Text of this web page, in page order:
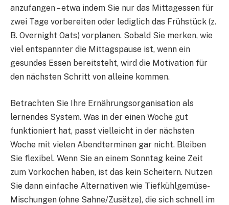
anzufangen – etwa indem Sie nur das Mittagessen für
zwei Tage vorbereiten oder lediglich das Frühstück (z.
B. Overnight Oats) vorplanen. Sobald Sie merken, wie
viel entspannter die Mittagspause ist, wenn ein
gesundes Essen bereitsteht, wird die Motivation für
den nächsten Schritt von alleine kommen.
Betrachten Sie Ihre Ernährungsorganisation als
lernendes System. Was in der einen Woche gut
funktioniert hat, passt vielleicht in der nächsten
Woche mit vielen Abendterminen gar nicht. Bleiben
Sie flexibel. Wenn Sie an einem Sonntag keine Zeit
zum Vorkochen haben, ist das kein Scheitern. Nutzen
Sie dann einfache Alternativen wie Tiefkühlgemüse-
Mischungen (ohne Sahne/Zusätze), die sich schnell im